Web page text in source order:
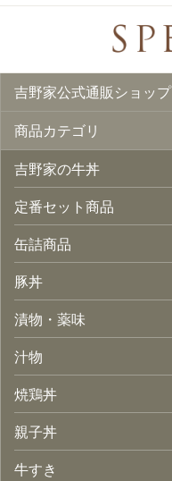
吉野家公式通販ショップ
商品カテゴリ
吉野家の牛丼
定番セット商品
缶詰商品
豚丼
漬物・薬味
汁物
焼鶏丼
親子丼
牛すき